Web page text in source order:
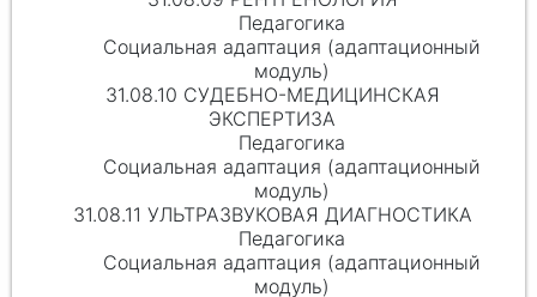
Педагогика
Социальная адаптация (адаптационный
модуль)
31.08.10 СУДЕБНО-МЕДИЦИНСКАЯ
ЭКСПЕРТИЗА
Педагогика
Социальная адаптация (адаптационный
модуль)
31.08.11 УЛЬТРАЗВУКОВАЯ ДИАГНОСТИКА
Педагогика
Социальная адаптация (адаптационный
модуль)